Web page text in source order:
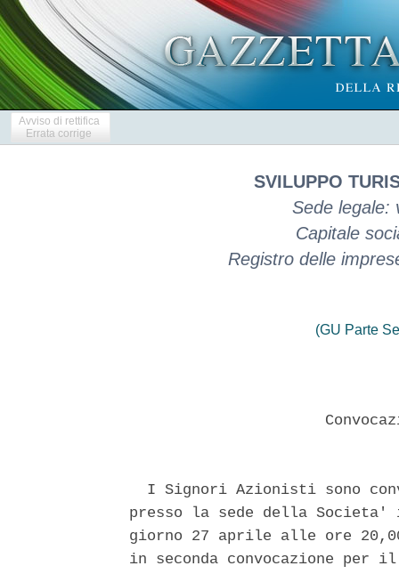
Avviso di rettifica
Errata corrige
SVILUPPO
Sede legale:
Capitale
Registro delle
(GU Parte
I Signori Azionisti sono
presso la sede della
giorno 27 aprile alle ore
in seconda convocazione